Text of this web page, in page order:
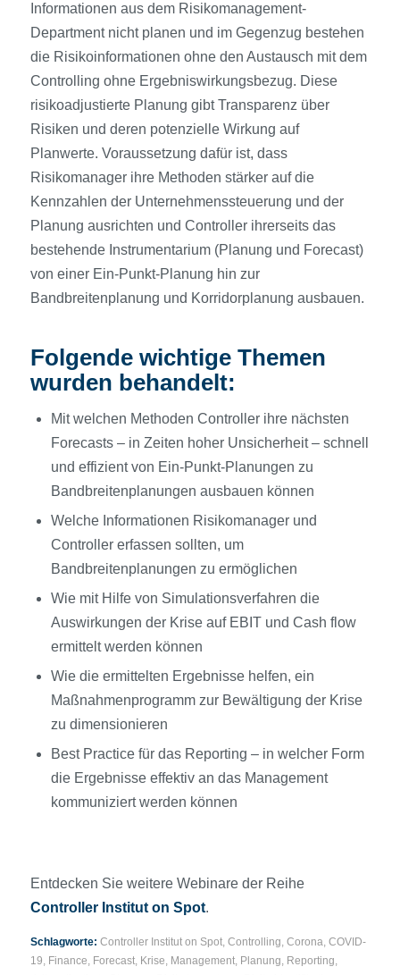
Informationen aus dem Risikomanagement-
Department nicht planen und im Gegenzug bestehen
die Risikoinformationen ohne den Austausch mit dem
Controlling ohne Ergebniswirkungsbezug. Diese
risikoadjustierte Planung gibt Transparenz über
Risiken und deren potenzielle Wirkung auf
Planwerte. Voraussetzung dafür ist, dass
Risikomanager ihre Methoden stärker auf die
Kennzahlen der Unternehmenssteuerung und der
Planung ausrichten und Controller ihrerseits das
bestehende Instrumentarium (Planung und Forecast)
von einer Ein-Punkt-Planung hin zur
Bandbreitenplanung und Korridorplanung ausbauen.
Folgende wichtige Themen
wurden behandelt:
Mit welchen Methoden Controller ihre nächsten
Forecasts – in Zeiten hoher Unsicherheit – schnell
und effizient von Ein-Punkt-Planungen zu
Bandbreitenplanungen ausbauen können
Welche Informationen Risikomanager und
Controller erfassen sollten, um
Bandbreitenplanungen zu ermöglichen
Wie mit Hilfe von Simulationsverfahren die
Auswirkungen der Krise auf EBIT und Cash flow
ermittelt werden können
Wie die ermittelten Ergebnisse helfen, ein
Maßnahmenprogramm zur Bewältigung der Krise
zu dimensionieren
Best Practice für das Reporting – in welcher Form
die Ergebnisse effektiv an das Management
kommuniziert werden können
Entdecken Sie weitere Webinare der Reihe
Controller Institut on Spot.
Schlagworte: Controller Institut on Spot, Controlling Corona COVID-
19
Finance Forecast, Krise Management, Planung Reporting